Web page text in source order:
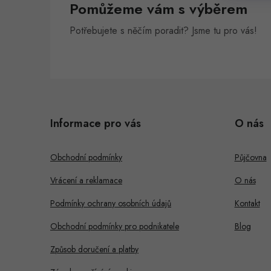
Pomůžeme vám s výběrem
Potřebujete s něčím poradit? Jsme tu pro vás!
Informace pro vás
Obchodní podmínky
Vrácení a reklamace
Podmínky ochrany osobních údajů
Obchodní podmínky pro podnikatele
Způsob doručení a platby
O nás
Půjčovna
O nás
Kontakt
Blog